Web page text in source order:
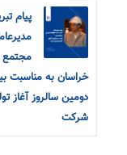
پیام
مجتمع
خراسان به مناسبت
دومین سالروز آغاز
شرکت